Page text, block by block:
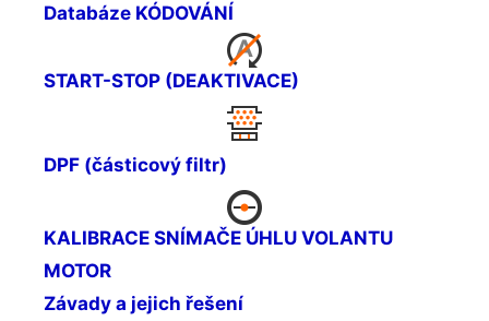
Databáze KÓDOVÁNÍ
START-STOP (DEAKTIVACE)
DPF (částicový filtr)
KALIBRACE SNÍMAČE ÚHLU VOLANTU
MOTOR
Závady a jejich řešení